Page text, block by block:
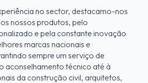
no sector, destacamo-nos
nossos produtos, pelo
e pela constante inovação
marcas nacionais e
sempre um serviço de
aconselhamento técnico até à
da construção civil, arquitetos,